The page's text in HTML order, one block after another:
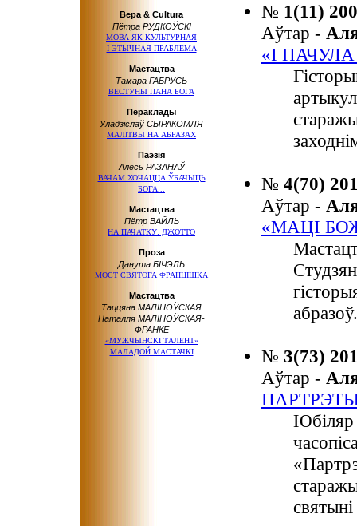
Вера & Cultura
Пётра РУДКОЎСКІ
МОВА ЯК КУЛЬТУРНАЯ
І ЭТЫЧНАЯ ПРАБЛЕМА
Мастацтва
Тамара ГАБРУСЬ
ВЕСТУНЫ ПАНА БОГА
Пераклады
Уладзіслаў СЫРАКОМЛЯ
МАЛІТВЫ НА АБРАЗАХ
Паэзія
Алесь РАЗАНАЎ
ВАЧАМ ХОЧАЦЦА ЎБАЧЫЦЬ
БОГА...
Мастацтва
Пётр ВАЙЛЬ
НА ПАЧАТКУ: ДЖОТТО
Проза
Данута БІЧЭЛЬ
МОСТ СВЯТОГА ФРАНЦІШКА
Мастацтва
Таццяна МАЛІНОЎСКАЯ
Наталля МАЛІНОЎСКАЯ-
ФРАНКЕ
«МУЖЧЫНСКІ ТАЛЕНТ»
МАЛАДОЙ МАСТАЧКІ
№ 1(11)
Аўтар -
«І
№ 4(70)
Аўтар -
«МАЦІ
абразоў.
№ 3(73)
Аўтар -
Юбіляр